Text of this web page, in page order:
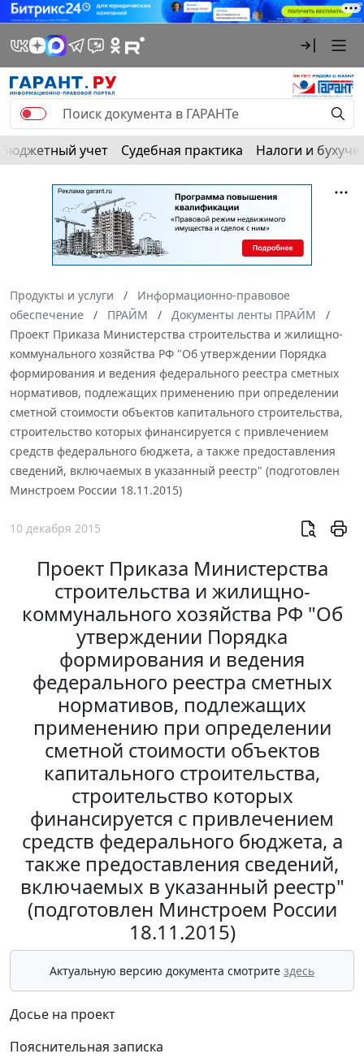
Бюджетный учет Судебная практика Налоги и
Продукты и услуги
Информационно-правовое
обеспечение
ПРАЙМ
Документы ленты ПРАЙМ
Проект Приказа Министерства строительства и жилищно-
коммунального хозяйства РФ "Об утверждении Порядка
формирования и ведения федерального реестра сметных
нормативов, подлежащих применению при определении
сметной стоимости объектов капитального строительства,
строительство которых финансируется с привлечением
средств федерального бюджета, а также предоставления
сведений, включаемых в указанный реестр" (подготовлен
Минстроем России 18.11.2015)
10 декабря 2015
Проект Приказа Министерства
строительства и жилищно-
коммунального хозяйства РФ "Об
утверждении Порядка
формирования и ведения
федерального реестра сметных
нормативов, подлежащих
применению при определении
сметной стоимости объектов
капитального строительства,
строительство которых
финансируется с привлечением
средств федерального бюджета, а
также предоставления сведений,
включаемых в указанный реестр"
(подготовлен Минстроем России
18.11.2015)
Актуальную версию документа смотрите здесь
Досье на проект
Пояснительная записка